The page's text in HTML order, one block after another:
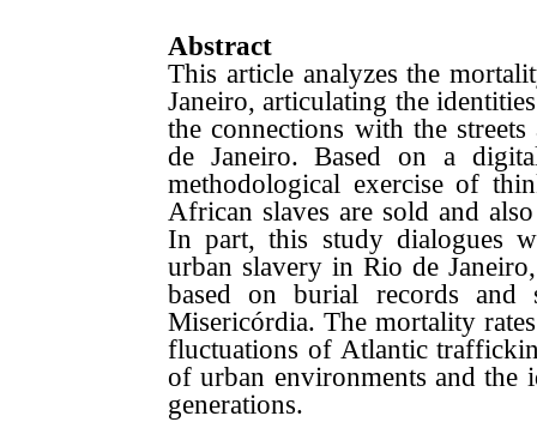
Abstract
This article analyzes the
Janeiro, articulating the
the connections with the
de Janeiro. Based on a
methodological exercise of
African slaves are sold and
In part, this study dialogues
urban slavery in Rio de
based on burial records and
Misericórdia. The mortality
fluctuations of Atlantic
of urban environments and the
generations.